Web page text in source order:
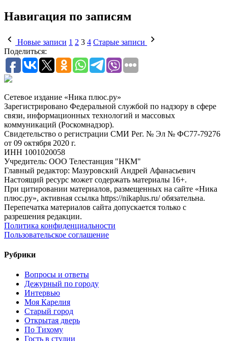
Навигация по записям
Новые записи 1 2 3 4 Старые записи
Поделиться:
Сетевое издание «Ника плюс.ру»
Зарегистрировано Федеральной службой по надзору в сфере
связи, информационных технологий и массовых
коммуникаций (Роскомнадзор).
Свидетельство о регистрации СМИ Рег. № Эл № ФС77-79276
от 09 октября 2020 г.
ИНН 1001020058
Учредитель: ООО Телестанция "НКМ"
Главный редактор: Мазуровский Андрей Афанасьевич
Настоящий ресурс может содержать материалы 16+.
При цитировании материалов, размещенных на сайте «Ника
плюс.ру», активная ссылка https://nikaplus.ru/ обязательна.
Перепечатка материалов сайта допускается только с
разрешения редакции.
Политика конфиденциальности
Пользовательское соглашение
Рубрики
Вопросы и ответы
Дежурный по городу
Интервью
Моя Карелия
Старый город
Открытая дверь
По Тихому
Гость в студии